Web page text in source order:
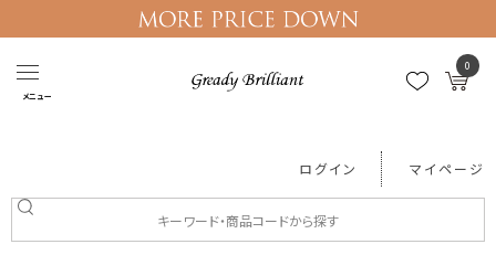
メニュー
0
ログイン マイページ